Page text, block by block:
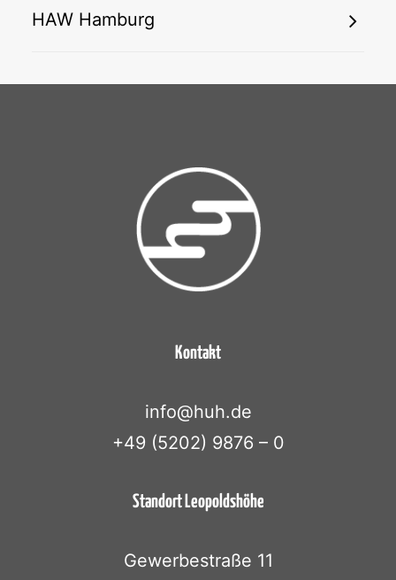
HAW Hamburg
Kontakt
info@huh.de
+49 (5202) 9876 – 0
Standort Leopoldshöhe
Gewerbestraße 11